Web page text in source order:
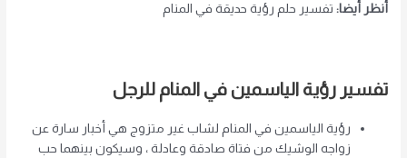
أنظر أيضا: تفسير حلم رؤية حديقة في المنام
تفسير رؤية الياسمين في المنام للرجل
رؤية الياسمين في المنام لشاب غير متزوج هي أخبار سارة عن
زواجه الوشيك من فتاة صادقة وعادلة ، وسيكون بينهما حب